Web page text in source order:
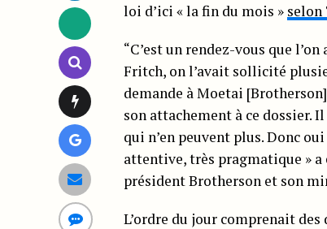
loi d’ici « la fin du mois »
“C’est un rendez-vous que
Fritch, on l’avait sollicité
demande à Moetai
son attachement à ce dossier.
qui n’en peuvent plus. Donc
attentive, très pragmatique »
président Brotherson et son
L’ordre du jour comprenait